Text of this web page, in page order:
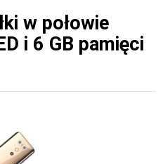
w połowie
i 6 GB pamięci